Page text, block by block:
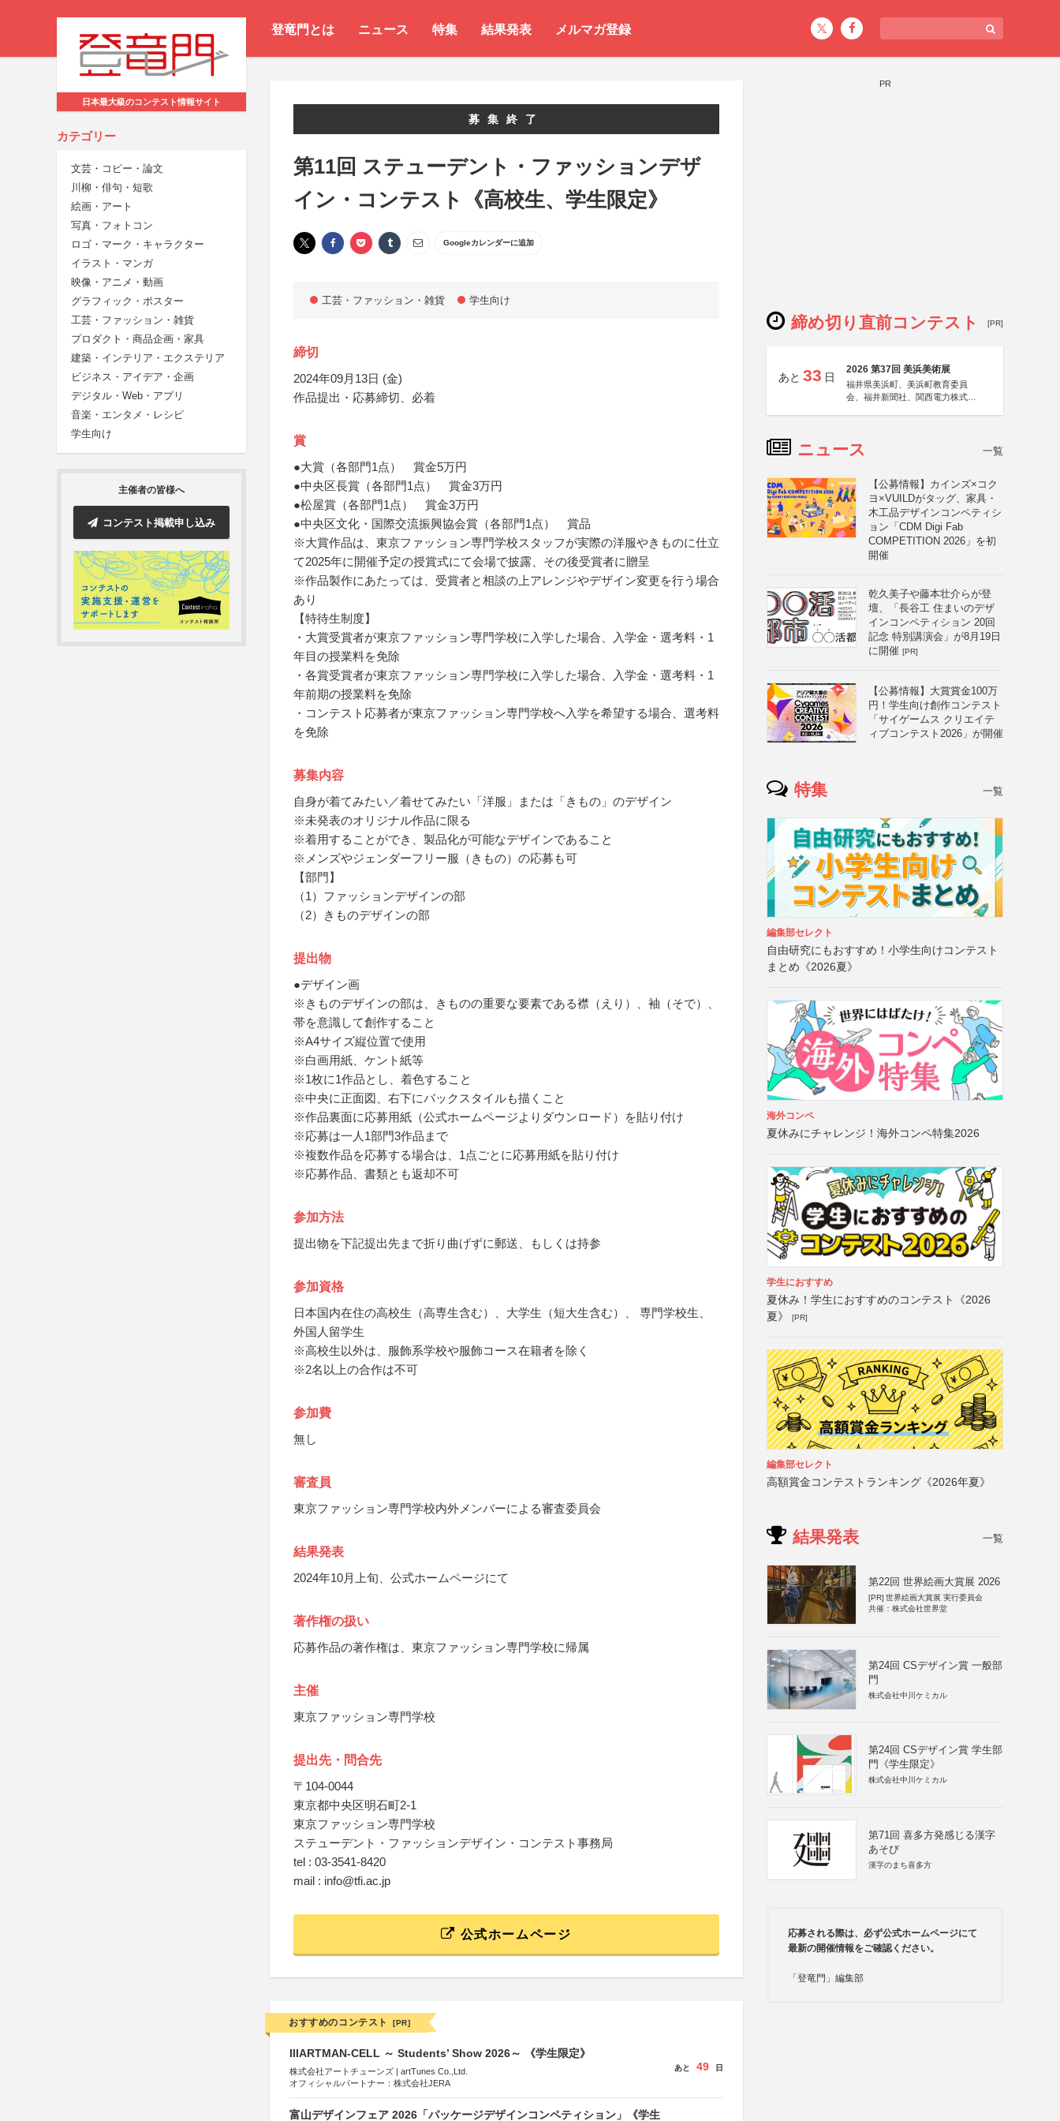
登竜門とは ニュース 特集 結果発表 メルマガ登録
日本最大級のコンテスト情報サイト
カテゴリー
文芸・コピー・論文
川柳・俳句・短歌
絵画・アート
写真・フォトコン
ロゴ・マーク・キャラクター
イラスト・マンガ
映像・アニメ・動画
グラフィック・ポスター
工芸・ファッション・雑貨
プロダクト・商品企画・家具
建築・インテリア・エクステリア
ビジネス・アイデア・企画
デジタル・Web・アプリ
音楽・エンタメ・レシピ
学生向け
主催者の皆様へ
コンテスト掲載申し込み
募集終了
第11回 ステューデント・ファッションデザ
イン・コンテスト《高校生、学生限定》
Googleカレンダーに追加
工芸・ファッション・雑貨 学生向け
締切
2024年09月13日 (金)
作品提出・応募締切、必着
賞
●大賞（各部門1点） 賞金5万円
●中央区長賞（各部門1点） 賞金3万円
●松屋賞（各部門1点） 賞金3万円
●中央区文化・国際交流振興協会賞（各部門1点） 賞品
※大賞作品は、東京ファッション専門学校スタッフが実際の洋服やきものに仕立
て2025年に開催予定の授賞式にて会場で披露、その後受賞者に贈呈
※作品製作にあたっては、受賞者と相談の上アレンジやデザイン変更を行う場合
あり
【特待生制度】
・大賞受賞者が東京ファッション専門学校に入学した場合、入学金・選考料・1
年目の授業料を免除
・各賞受賞者が東京ファッション専門学校に入学した場合、入学金・選考料・1
年前期の授業料を免除
・コンテスト応募者が東京ファッション専門学校へ入学を希望する場合、選考料
を免除
募集内容
自身が着てみたい／着せてみたい「洋服」または「きもの」のデザイン
※未発表のオリジナル作品に限る
※着用することができ、製品化が可能なデザインであること
※メンズやジェンダーフリー服（きもの）の応募も可
【部門】
（1）ファッションデザインの部
（2）きものデザインの部
提出物
●デザイン画
※きものデザインの部は、きものの重要な要素である襟（えり）、袖（そで）、
帯を意識して創作すること
※A4サイズ縦位置で使用
※白画用紙、ケント紙等
※1枚に1作品とし、着色すること
※中央に正面図、右下にバックスタイルも描くこと
※作品裏面に応募用紙（公式ホームページよりダウンロード）を貼り付け
※応募は一人1部門3作品まで
※複数作品を応募する場合は、1点ごとに応募用紙を貼り付け
※応募作品、書類とも返却不可
参加方法
提出物を下記提出先まで折り曲げずに郵送、もしくは持参
参加資格
日本国内在住の高校生（高専生含む）、大学生（短大生含む）、 専門学校生、
外国人留学生
※高校生以外は、服飾系学校や服飾コース在籍者を除く
※2名以上の合作は不可
参加費
無し
審査員
東京ファッション専門学校内外メンバーによる審査委員会
結果発表
2024年10月上旬、公式ホームページにて
著作権の扱い
応募作品の著作権は、東京ファッション専門学校に帰属
主催
東京ファッション専門学校
提出先・問合先
〒104-0044
東京都中央区明石町2-1
東京ファッション専門学校
ステューデント・ファッションデザイン・コンテスト事務局
tel : 03-3541-8420
mail : info@tfi.ac.jp
公式ホームページ
おすすめのコンテスト [PR]
IIIARTMAN-CELL ～ Students’ Show 2026～ 《学生限定》
株式会社アートチューンズ | artTunes Co.,Ltd.
オフィシャルパートナー：株式会社JERA
あと 49 日
富山デザインフェア 2026「パッケージデザインコンペティション」《学生
PR
締め切り直前コンテスト [PR]
あと 33 日
2026 第37回 美浜美術展
福井県美浜町、美浜町教育委員
会、福井新聞社、関西電力株式会
ニュース 一覧
【公募情報】カインズ×コク
ヨ×VUILDがタッグ、家具・
木工品デザインコンペティシ
ョン「CDM Digi Fab
COMPETITION 2026」を初
開催
乾久美子や藤本壮介らが登
壇、「長谷工 住まいのデザ
インコンペティション 20回
記念 特別講演会」が8月19日
に開催 [PR]
【公募情報】大賞賞金100万
円！学生向け創作コンテスト
「サイゲームス クリエイテ
ィブコンテスト2026」が開催
特集 一覧
編集部セレクト
自由研究にもおすすめ！小学生向けコンテスト
まとめ《2026夏》
海外コンペ
夏休みにチャレンジ！海外コンペ特集2026
学生におすすめ
夏休み！学生におすすめのコンテスト《2026
夏》
[PR]
編集部セレクト
高額賞金コンテストランキング《2026年夏》
結果発表 一覧
第22回 世界絵画大賞展 2026
[PR] 世界絵画大賞展 実行委員会
共催：株式会社世界堂
第24回 CSデザイン賞 一般部
門
株式会社中川ケミカル
第24回 CSデザイン賞 学生部
門《学生限定》
株式会社中川ケミカル
第71回 喜多方発感じる漢字
あそび
漢字のまち喜多方
応募される際は、必ず公式ホームページにて
最新の開催情報をご確認ください。
「登竜門」編集部